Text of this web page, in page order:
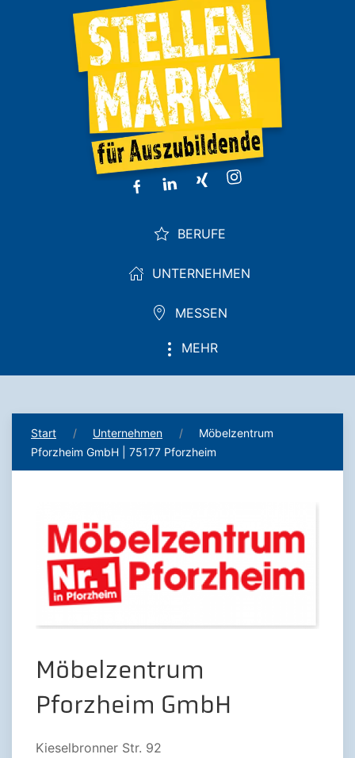
BERUFE
UNTERNEHMEN
MESSEN
MEHR
Start Unternehmen
Möbelzentrum
Pforzheim GmbH | 75177 Pforzheim
Möbelzentrum
Pforzheim GmbH
Kieselbronner Str. 92